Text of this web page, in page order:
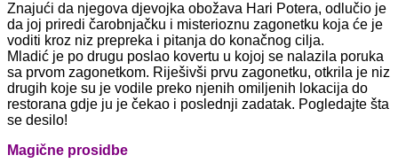
Znajući da njegova djevojka obožava Hari Potera, odlučio je
da joj priredi čarobnjačku i misterioznu zagonetku koja će je
voditi kroz niz prepreka i pitanja do konačnog cilja.
Mladić je po drugu poslao kovertu u kojoj se nalazila poruka
sa prvom zagonetkom. Riješivši prvu zagonetku, otkrila je niz
drugih koje su je vodile preko njenih omiljenih lokacija do
restorana gdje ju je čekao i poslednji zadatak. Pogledajte šta
se desilo!
Magične prosidbe